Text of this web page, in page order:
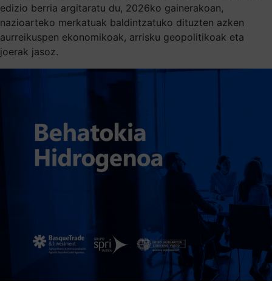
edizio berria argitaratu du, 2026ko gainerakoan,
nazioarteko merkatuak baldintzatuko dituzten azken
aurreikuspen ekonomikoak, arrisku geopolitikoak eta
joerak jasoz.